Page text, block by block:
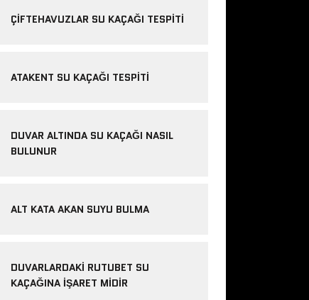
ÇIFTEHAVUZLAR SU KAÇAĞI TESPITI
ATAKENT SU KAÇAĞI TESPITI
DUVAR ALTINDA SU KAÇAĞI NASIL
BULUNUR
ALT KATA AKAN SUYU BULMA
DUVARLARDAKI RUTUBET SU
KAÇAĞINA İŞARET MIDIR